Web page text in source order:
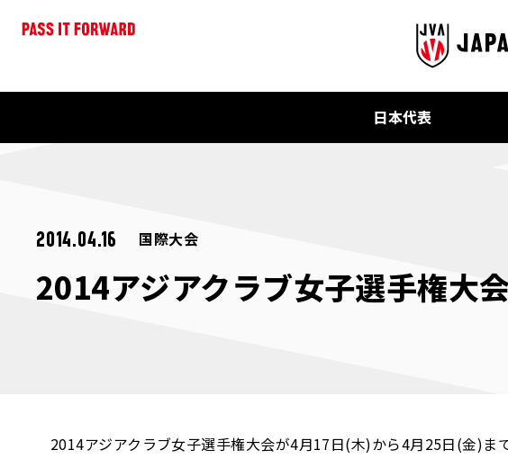
日本代表
2014.04.16 国際大会
2014アジアクラブ女子選手権大
2014アジアクラブ女子選手権大会が4月17日(木)から4月25日(金)